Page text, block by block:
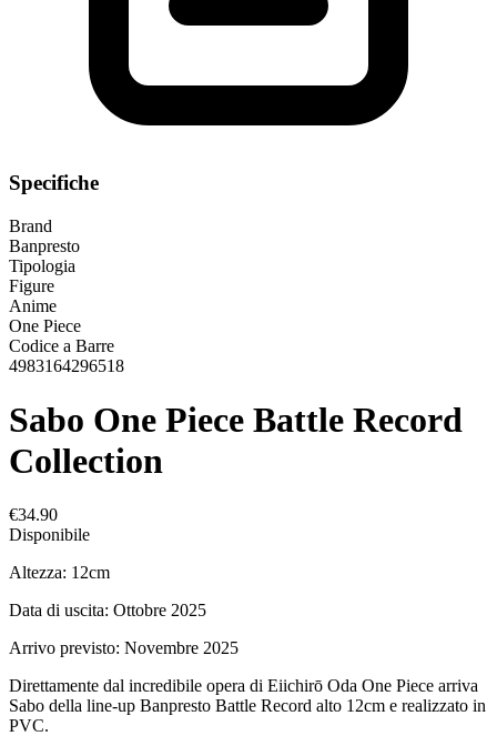
Specifiche
Brand
Banpresto
Tipologia
Figure
Anime
One Piece
Codice a Barre
4983164296518
Sabo One Piece Battle Record
Collection
€34.90
Disponibile
Altezza: 12cm
Data di uscita: Ottobre 2025
Arrivo previsto: Novembre 2025
Direttamente dal incredibile opera di Eiichirō Oda One Piece arriva
Sabo della line-up Banpresto Battle Record alto 12cm e realizzato in
PVC.